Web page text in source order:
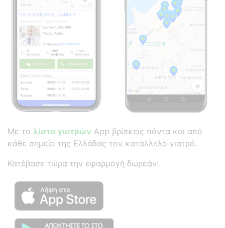
Με το λίστα γιατρών App βρίσκεις πάντα και από
κάθε σημείο της Ελλάδας τον κατάλληλο γιατρό.
Κατέβασε τώρα την εφαρμογή δωρεάν: